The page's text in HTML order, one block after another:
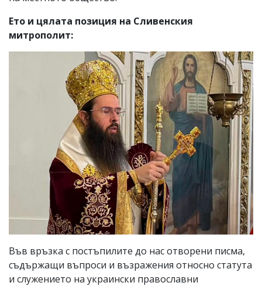
Ето и цялата позиция на Сливенския
митрополит:
Във връзка с постъпилите до нас отворени писма,
съдържащи въпроси и възражения относно статута
и служението на украински православни